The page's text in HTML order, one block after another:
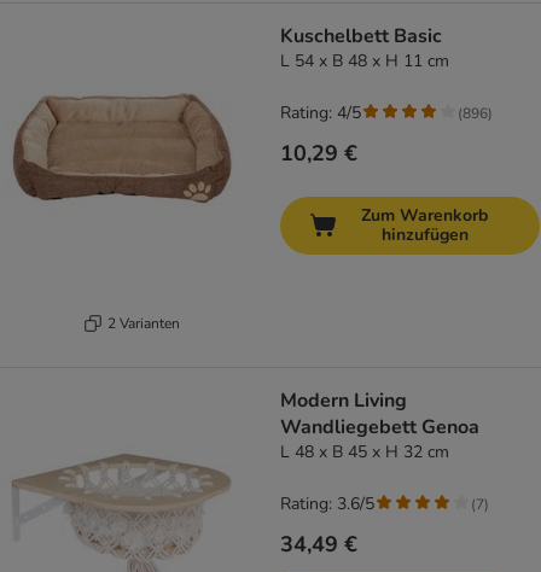
2 Varianten
Kuschelbett Basic
L 54 x B 48 x H 11 cm
10,29 €
Rating: 4/5 (896)
Zum Warenkorb
hinzufügen
Modern Living
Wandliegebett Genoa
L 48 x B 45 x H 32 cm
34,49 €
Rating: 3.6/5 (7)